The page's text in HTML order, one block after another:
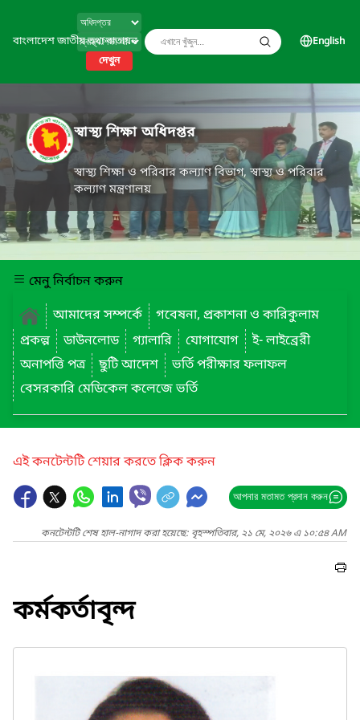
বাংলাদেশ জাতীয় তথ্য বাতায়ন
দেখুন
English
স্বাস্থ্য শিক্ষা অধিদপ্তর
স্বাস্থ্য শিক্ষা ও পরিবার কল্যাণ বিভাগ, স্বাস্থ্য ও পরিবার
কল্যাণ মন্ত্রণালয়
মেনু নির্বাচন করুন
আমাদের সম্পর্কে
গবেষনা, প্রকাশনা ও কারিকুলাম
প্রকল্প
ডাউনলোড গ্যালারি যোগাযোগ
ই- লাইব্রেরী
অনাপত্তি পত্র
ছুটি আদেশ
ভর্তি পরীক্ষার ফলাফল
বেসরকারি মেডিকেল কলেজে ভর্তি
এই কনটেন্টটি শেয়ার করতে ক্লিক করুন
আপনার মতামত প্রদান করুন
কনটেন্টটি শেষ হাল-নাগাদ করা হয়েছে: বৃহস্পতিবার, ২১ মে, ২০২৬ এ ১০:৫৪ AM
কর্মকর্তাবৃন্দ